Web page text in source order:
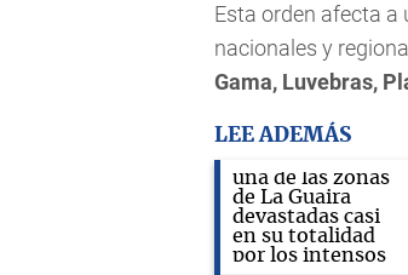
Esta orden afecta a
nacionales y
Gama, Luvebras,
LEE ADEMÁS